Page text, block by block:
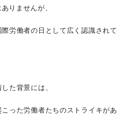
りませんが、
労働者の日として広く認識されて
た背景には、
った労働者たちのストライキがあ